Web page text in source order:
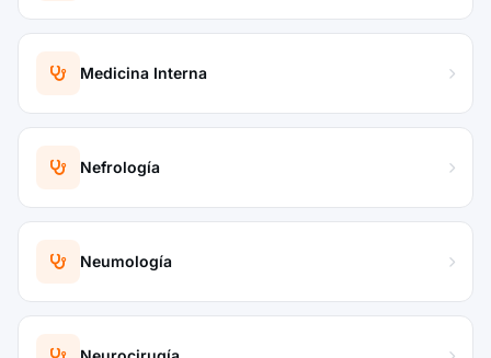
Medicina Interna
Nefrología
Neumología